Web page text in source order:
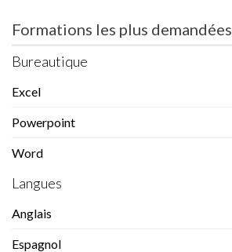
Formations les plus demandées
Bureautique
Excel
Powerpoint
Word
Langues
Anglais
Espagnol